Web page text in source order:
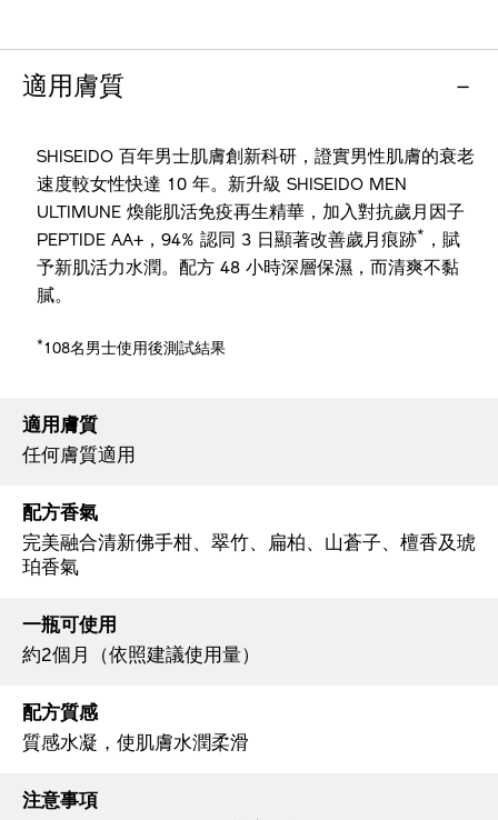
適用膚質
SHISEIDO 百年男士肌膚創新科研，證實男性肌膚的衰老
速度較女性快達 10 年。新升級 SHISEIDO MEN
ULTIMUNE 煥能肌活免疫再生精華，加入對抗歲月因子
PEPTIDE AA+，94% 認同 3 日顯著改善歲月痕跡*
，賦
予新肌活力水潤。配方 48 小時深層保濕，而清爽不黏
膩。
*108名男士使用後測試結果
適用膚質
任何膚質適用
配方香氣
完美融合清新佛手柑、翠竹、扁柏、山蒼子、檀香及琥
珀香氣
一瓶可使用
約2個月（依照建議使用量）
配方質感
質感水凝，使肌膚水潤柔滑
注意事項